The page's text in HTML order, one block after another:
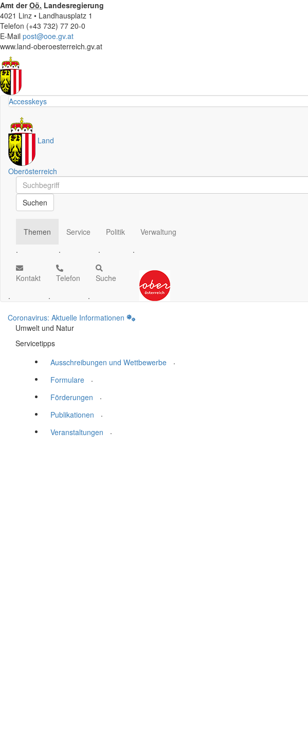
Amt derOö. Landesregierung
4021 Linz • Landhausplatz 1
Telefon (+43 732) 77 20-0
E-Mail post@ooe.gv.at
www.land-oberoesterreich.gv.at
Accesskeys
Land
Oberösterreich
Schnellsuche
Schnellsuche
Suchen
Themen
.
Service
.
Politik
.
Verwaltung
.
Kontakt
.
Telefon
.
Suche
.
Coronavirus: Aktuelle Informationen
Umwelt und Natur
Servicetipps
Ausschreibungen und Wettbewerbe
.
Formulare
.
Förderungen
.
Publikationen
.
Veranstaltungen
.